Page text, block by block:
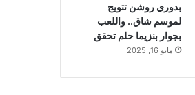
بدوري روشن تتويج
لموسم شاق.. واللعب
بجوار بنزيما حلم تحقق
مايو 16, 2025